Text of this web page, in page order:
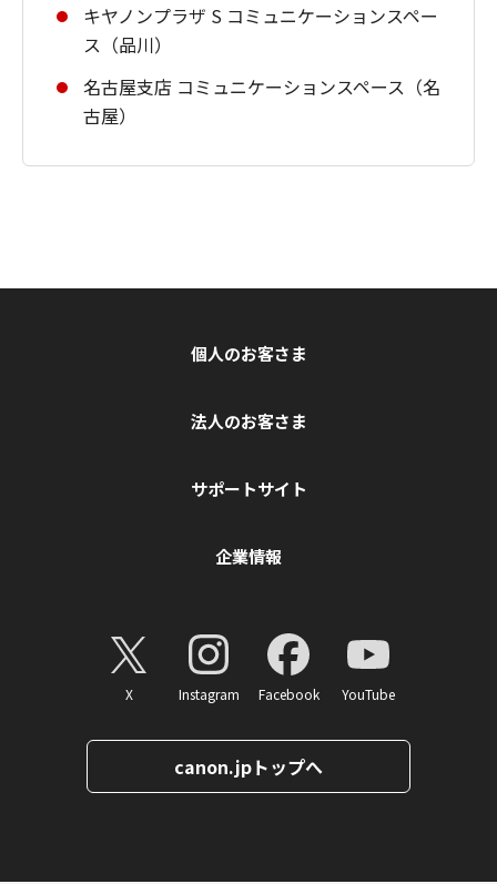
キヤノンプラザ S コミュニケーションスペー
ス（品川）
名古屋支店 コミュニケーションスペース（名
古屋）
個人のお客さま
法人のお客さま
サポートサイト
企業情報
X Instagram Facebook YouTube
canon.jpトップへ